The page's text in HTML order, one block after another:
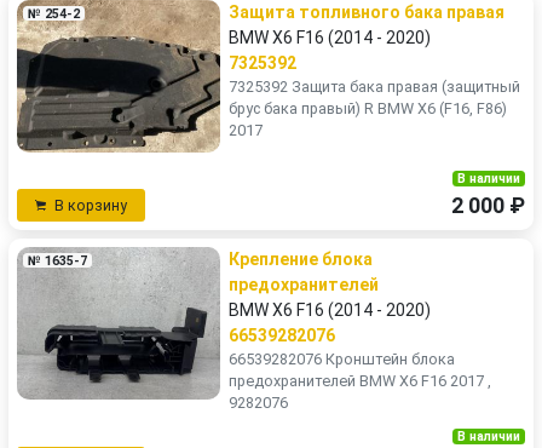
№ 254-2
Защита топливного бака правая
BMW X6 F16 (2014 - 2020)
7325392
7325392 Защита бака правая (защитный
брус бака правый) R BMW X6 (F16, F86)
2017
В корзину
В наличии
2 000 ₽
№ 1635-7
Крепление блока
предохранителей
BMW X6 F16 (2014 - 2020)
66539282076
66539282076 Кронштейн блока
предохранителей BMW X6 F16 2017 ,
9282076
В наличии